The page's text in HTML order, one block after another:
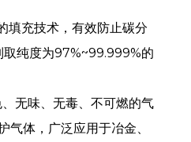
填充技术，有效防止碳分
取纯度为97%~99.999%的
无味、无毒、不可燃的气
体，广泛应用于冶金、